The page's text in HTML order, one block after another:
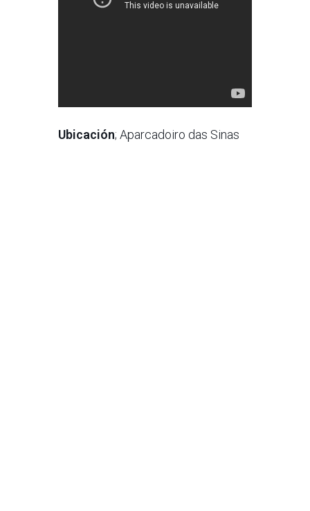
Ubicación; Aparcadoiro das Sinas